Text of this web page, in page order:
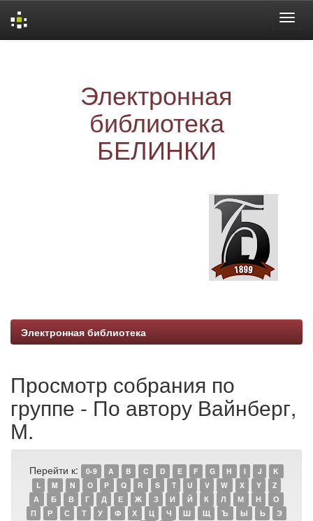
Электронная
библиотека
БЕЛИНКИ
Электронная библиотека
Просмотр собрания по
группе - По автору Вайнберг,
М.
Перейти к: 0-9 A B C D E F G H I J
K
L
M N O P Q R S T U V W X Y
Z
А
Б В Г Д Е Ж З И Й К Л М Н
О
П
Р С Т У Ф Х Ц Ч Ш Щ Ъ Ы Ь
Э